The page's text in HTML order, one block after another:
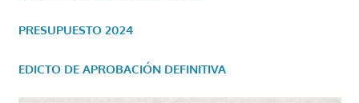
PRESUPUESTO 2024
EDICTO DE APROBACIÓN DEFINITIVA